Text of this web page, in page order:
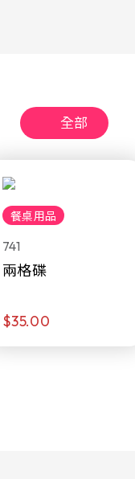
全部
餐桌用品
741
兩格碟
$35.00